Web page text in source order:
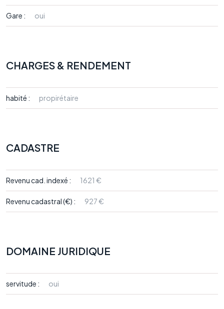
Gare : oui
CHARGES & RENDEMENT
habité : propirétaire
CADASTRE
Revenu cad. indexé : 1621 €
Revenu cadastral (€) : 927 €
DOMAINE JURIDIQUE
servitude : oui